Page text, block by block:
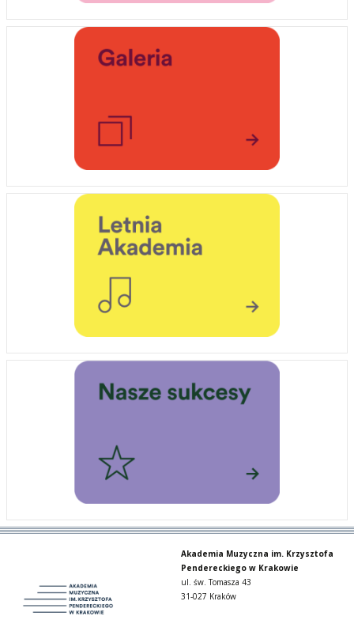
Akademia Muzyczna im. Krzysztofa
Pendereckiego w Krakowie
ul. św. Tomasza 43
31-027 Kraków